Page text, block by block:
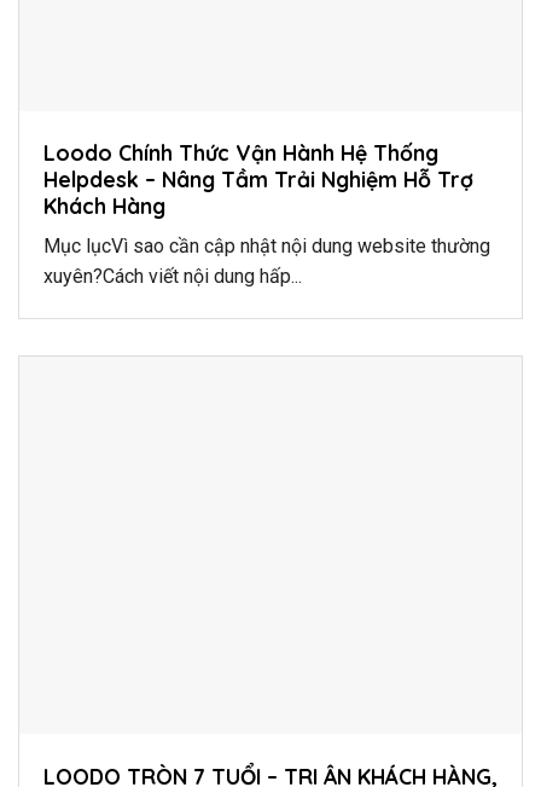
Loodo Chính Thức Vận Hành Hệ Thống
Helpdesk – Nâng Tầm Trải Nghiệm Hỗ Trợ
Khách Hàng
Mục lụcVì sao cần cập nhật nội dung website thường
xuyên?Cách viết nội dung hấp...
LOODO TRÒN 7 TUỔI – TRI ÂN KHÁCH HÀNG,